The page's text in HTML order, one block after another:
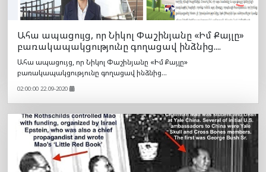
Ահա ապացույց, որ Նիկոլ Փաշինյանը «Իմ Քայլը»
բառակապակցությունը գողացավ ինձնից....
Ահա ապացույց, որ Նիկոլ Փաշինյանը «Իմ Քայլը»
բառակապակցությունը գողացավ ինձնից...
02:00:00 22.09-2020